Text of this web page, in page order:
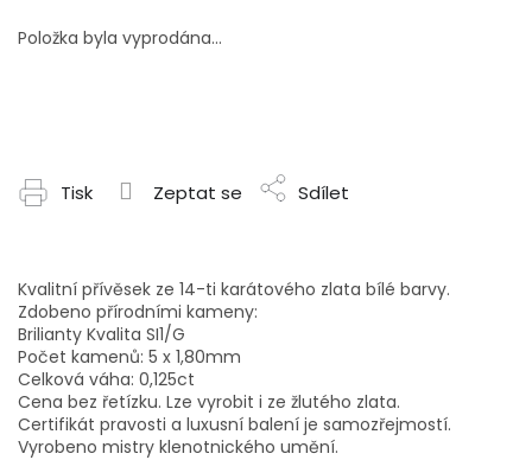
cena:
Položka byla vyprodána…
Tisk Zeptat se Sdílet
Kvalitní přívěsek ze 14-ti karátového zlata bílé barvy.
Zdobeno přírodními kameny:
Brilianty Kvalita SI1/G
Počet kamenů: 5 x 1,80mm
Celková váha: 0,125ct
Cena bez řetízku. Lze vyrobit i ze žlutého zlata.
Certifikát pravosti a luxusní balení je samozřejmostí.
Vyrobeno mistry klenotnického umění.